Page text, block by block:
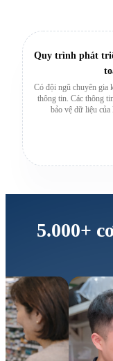
Quy trình phát
Có đội ngũ chuyên gia
thông tin. Các thông
bảo vệ dữ liệu
5.000+